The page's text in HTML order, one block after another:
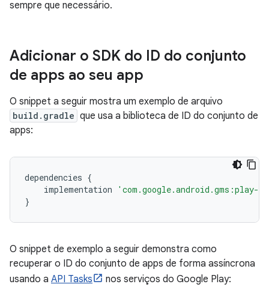
sempre que necessário.
Adicionar o SDK do ID do conjunto
de apps ao seu app
O snippet a seguir mostra um exemplo de arquivo
build.gradle que usa a biblioteca de ID do conjunto de
apps:
dependencies {
implementation
'com.google.android.gms:play-
}
O snippet de exemplo a seguir demonstra como
recuperar o ID do conjunto de apps de forma assíncrona
usando a API Tasks nos serviços do Google Play: